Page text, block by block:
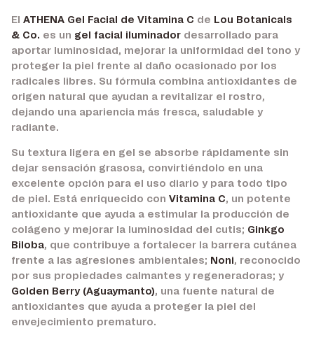
El ATHENA Gel Facial de Vitamina C de Lou Botanicals
& Co. es un gel facial iluminador desarrollado para
aportar luminosidad, mejorar la uniformidad del tono y
proteger la piel frente al daño ocasionado por los
radicales libres. Su fórmula combina antioxidantes de
origen natural que ayudan a revitalizar el rostro,
dejando una apariencia más fresca, saludable y
radiante.
Su textura ligera en gel se absorbe rápidamente sin
dejar sensación grasosa, convirtiéndolo en una
excelente opción para el uso diario y para todo tipo
de piel. Está enriquecido con Vitamina C, un potente
antioxidante que ayuda a estimular la producción de
colágeno y mejorar la luminosidad del cutis; Ginkgo
Biloba, que contribuye a fortalecer la barrera cutánea
frente a las agresiones ambientales; Noni, reconocido
por sus propiedades calmantes y regeneradoras; y
Golden Berry (Aguaymanto), una fuente natural de
antioxidantes que ayuda a proteger la piel del
envejecimiento prematuro.